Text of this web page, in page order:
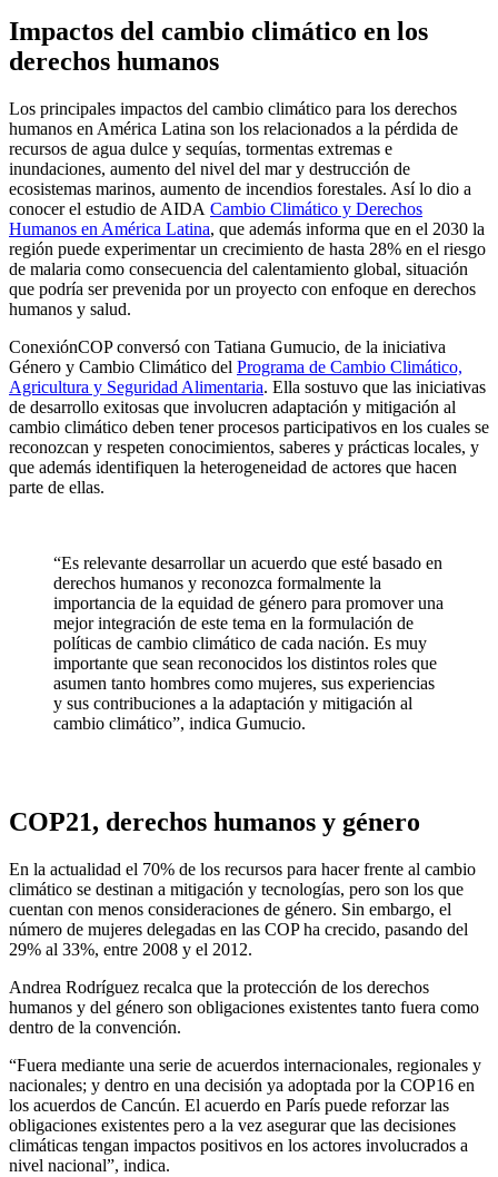
Impactos del cambio climático en los
derechos humanos
Los principales impactos del cambio climático para los derechos
humanos en América Latina son los relacionados a la pérdida de
recursos de agua dulce y sequías, tormentas extremas e
inundaciones, aumento del nivel del mar y destrucción de
ecosistemas marinos, aumento de incendios forestales. Así lo dio a
conocer el estudio de AIDA Cambio Climático y Derechos
Humanos en América Latina, que además informa que en el 2030 la
región puede experimentar un crecimiento de hasta 28% en el riesgo
de malaria como consecuencia del calentamiento global, situación
que podría ser prevenida por un proyecto con enfoque en derechos
humanos y salud.
ConexiónCOP conversó con Tatiana Gumucio, de la iniciativa
Género y Cambio Climático del Programa de Cambio Climático,
Agricultura y Seguridad Alimentaria. Ella sostuvo que las iniciativas
de desarrollo exitosas que involucren adaptación y mitigación al
cambio climático deben tener procesos participativos en los cuales se
reconozcan y respeten conocimientos, saberes y prácticas locales, y
que además identifiquen la heterogeneidad de actores que hacen
parte de ellas.
“Es relevante desarrollar un acuerdo que esté basado en
derechos humanos y reconozca formalmente la
importancia de la equidad de género para promover una
mejor integración de este tema en la formulación de
políticas de cambio climático de cada nación. Es muy
importante que sean reconocidos los distintos roles que
asumen tanto hombres como mujeres, sus experiencias
y sus contribuciones a la adaptación y mitigación al
cambio climático”, indica Gumucio.
COP21, derechos humanos y género
En la actualidad el 70% de los recursos para hacer frente al cambio
climático se destinan a mitigación y tecnologías, pero son los que
cuentan con menos consideraciones de género. Sin embargo, el
número de mujeres delegadas en las COP ha crecido, pasando del
29% al 33%, entre 2008 y el 2012.
Andrea Rodríguez recalca que la protección de los derechos
humanos y del género son obligaciones existentes tanto fuera como
dentro de la convención.
“Fuera mediante una serie de acuerdos internacionales, regionales y
nacionales; y dentro en una decisión ya adoptada por la COP16 en
los acuerdos de Cancún. El acuerdo en París puede reforzar las
obligaciones existentes pero a la vez asegurar que las decisiones
climáticas tengan impactos positivos en los actores involucrados a
nivel nacional”, indica.